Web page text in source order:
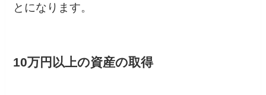
とになります。
10万円以上の資産の取得